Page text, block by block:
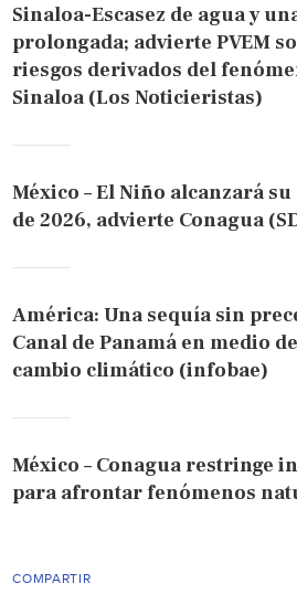
Sinaloa-Escasez de agua y
prolongada; advierte PVEM
riesgos derivados del
Sinaloa (Los Noticieristas)
México – El Niño alcanzará
de 2026, advierte Conagua
América: Una sequía sin
Canal de Panamá en medio
cambio climático (infobae)
México – Conagua restringe
para afrontar fenómenos
COMPARTIR